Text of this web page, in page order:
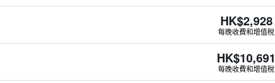
HK$2,928
每晚收費和增值稅
HK$10,691
每晚收費和增值稅